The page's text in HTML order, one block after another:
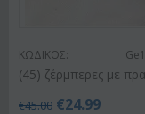
ΚΩΔΙΚΟΣ: Ge1
(45) ζέρμπερες με
€45.00 €24.99